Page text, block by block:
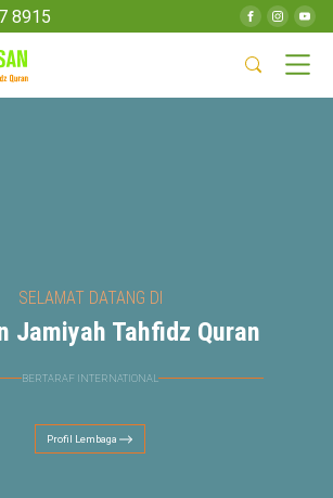
8915
SELAMAT DATANG DI
Jamiyah Tahfidz Quran
BERTARAF INTERNATIONAL
Profil Lembaga